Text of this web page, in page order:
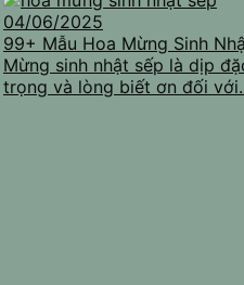
04/06/2025
99+ Mẫu Hoa Mừng Sinh
Mừng sinh nhật sếp là dịp
trọng và lòng biết ơn đối